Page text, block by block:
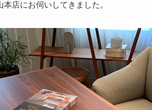
店にお伺いしてきました。